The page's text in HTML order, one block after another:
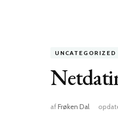
UNCATEGORIZED
afFrøken Dal